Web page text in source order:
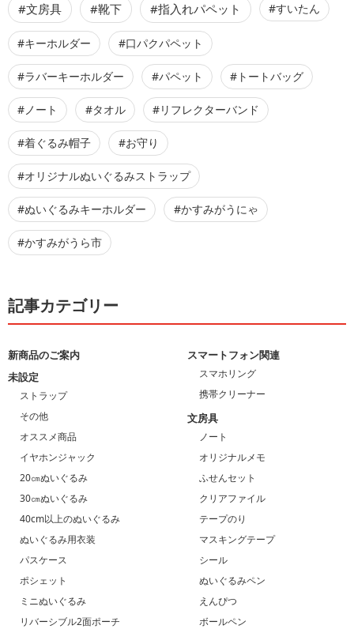
#文房具 #靴下 #指入れパペット #すいたん
#キーホルダー #口パクパペット
#ラバーキーホルダー #パペット #トートバッグ
#ノート #タオル #リフレクターバンド
#着ぐるみ帽子 #お守り
#オリジナルぬいぐるみストラップ
#ぬいぐるみキーホルダー #かすみがうにゃ
#かすみがうら市
記事カテゴリー
新商品のご案内
未設定
ストラップ
その他
オススメ商品
イヤホンジャック
20㎝ぬいぐるみ
30㎝ぬいぐるみ
40cm以上のぬいぐるみ
ぬいぐるみ用衣装
パスケース
ポシェット
ミニぬいぐるみ
リバーシブル2面ポーチ
スマートフォン関連
スマホリング
携帯クリーナー
文房具
ノート
オリジナルメモ
ふせんセット
クリアファイル
テープのり
マスキングテープ
シール
ぬいぐるみペン
えんぴつ
ボールペン